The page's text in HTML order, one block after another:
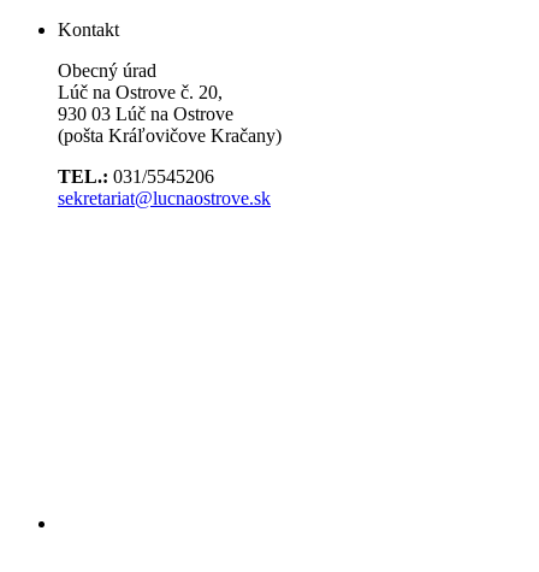
Kontakt
Obecný úrad
Lúč na Ostrove č. 20,
930 03 Lúč na Ostrove
(pošta Kráľovičove Kračany)
TEL.: 031/5545206
sekretariat@lucnaostrove.sk